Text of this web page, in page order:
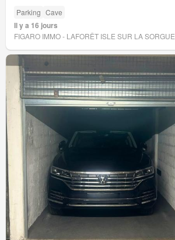
Parking Cave
Il y a 16 jours
FIGARO IMMO - LAFORÊT ISLE SUR LA SORGUE